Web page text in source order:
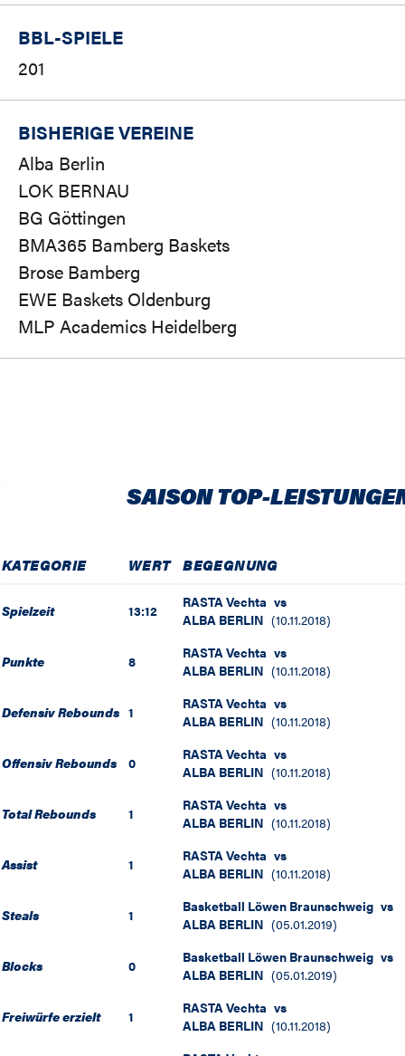
BBL-SPIELE
201
BISHERIGE VEREINE
Alba Berlin
LOK BERNAU
BG Göttingen
BMA365 Bamberg Baskets
Brose Bamberg
EWE Baskets Oldenburg
MLP Academics Heidelberg
SAISON TOP-
KATEGORIE WERT BEGEGNUNG
Spielzeit 13:12 RASTA Vechta vs
ALBA BERLIN (10.11.2018)
Punkte 8 RASTA Vechta vs
ALBA BERLIN (10.11.2018)
Defensiv Rebounds 1 RASTA Vechta vs
ALBA BERLIN (10.11.2018)
Offensiv Rebounds 0 RASTA Vechta vs
ALBA BERLIN (10.11.2018)
Total Rebounds 1 RASTA Vechta vs
ALBA BERLIN (10.11.2018)
Assist 1 RASTA Vechta vs
ALBA BERLIN (10.11.2018)
Steals 1 Basketball Löwen Braunschweig vs
ALBA BERLIN (05.01.2019)
Blocks 0 Basketball Löwen Braunschweig vs
ALBA BERLIN (05.01.2019)
Freiwürfe erzielt 1 RASTA Vechta vs
ALBA BERLIN (10.11.2018)